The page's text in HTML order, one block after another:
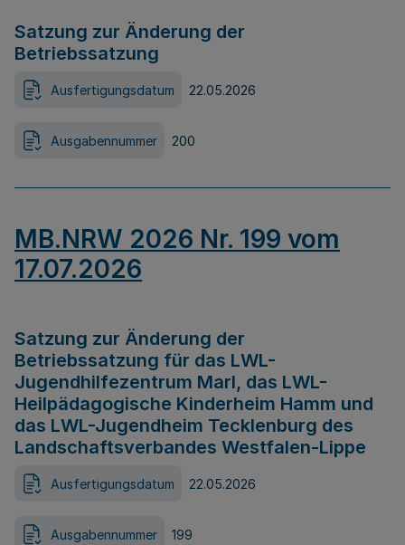
Satzung zur Änderung der
Betriebssatzung
Ausfertigungsdatum 22.05.2026
Ausgabennummer 200
MB.NRW 2026 Nr. 199 vom
17.07.2026
Satzung zur Änderung der
Betriebssatzung für das LWL-
Jugendhilfezentrum Marl, das LWL-
Heilpädagogische Kinderheim Hamm und
das LWL-Jugendheim Tecklenburg des
Landschaftsverbandes Westfalen-Lippe
Ausfertigungsdatum 22.05.2026
Ausgabennummer 199